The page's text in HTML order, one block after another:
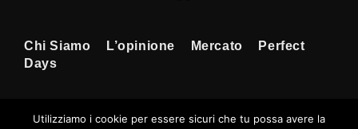
Menu
Footer
Chi Siamo L’opinione Mercato
Perfect
Days
Utilizziamo i cookie per essere sicuri che tu possa avere la